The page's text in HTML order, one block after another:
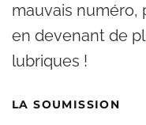
mauvais numéro,
en devenant de
lubriques !
LA SOUMISSION